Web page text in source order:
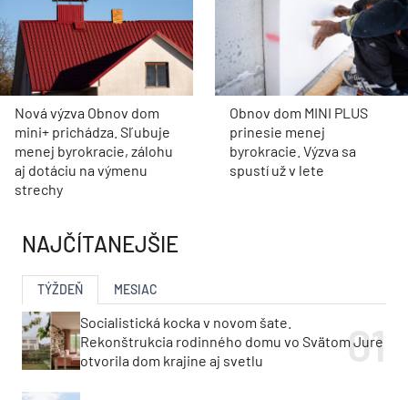
Nová výzva Obnov dom
mini+ prichádza. Sľubuje
menej byrokracie, zálohu
aj dotáciu na výmenu
strechy
Obnov dom MINI PLUS
prinesie menej
byrokracie. Výzva sa
spustí už v lete
NAJČÍTANEJŠIE
TÝŽDEŇ MESIAC
Socialistická kocka v novom šate.
Rekonštrukcia rodinného domu vo Svätom Jure
otvorila dom krajine aj svetlu